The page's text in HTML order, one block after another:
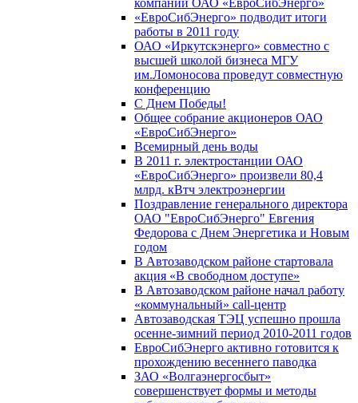
компаний ОАО «ЕвроСибЭнерго»
«ЕвроСибЭнерго» подводит итоги
работы в 2011 году
ОАО «Иркутскэнерго» совместно с
высшей школой бизнеса МГУ
им.Ломоносова проведут совместную
конференцию
С Днем Победы!
Общее собрание акционеров ОАО
«ЕвроСибЭнерго»
Всемирный день воды
В 2011 г. электростанции ОАО
«ЕвроСибЭнерго» произвели 80,4
млрд. кВтч электроэнергии
Поздравление генерального директора
ОАО "ЕвроСибЭнерго" Евгения
Федорова с Днем Энергетика и Новым
годом
В Автозаводском районе стартовала
акция «В свободном доступе»
В Автозаводском районе начал работу
«коммунальный» call-центр
Автозаводская ТЭЦ успешно прошла
осенне-зимний период 2010-2011 годов
ЕвроСибЭнерго активно готовится к
прохождению весеннего паводка
ЗАО «Волгаэнергосбыт»
совершенствует формы и методы